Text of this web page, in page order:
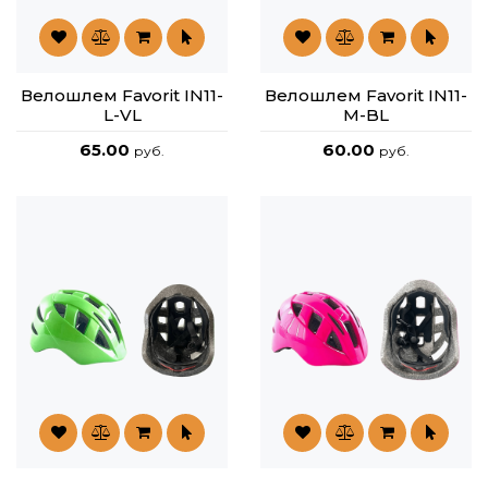
Велошлем Favorit IN11-
L-VL
65.00 руб.
Велошлем Favorit IN11-
M-BL
60.00 руб.